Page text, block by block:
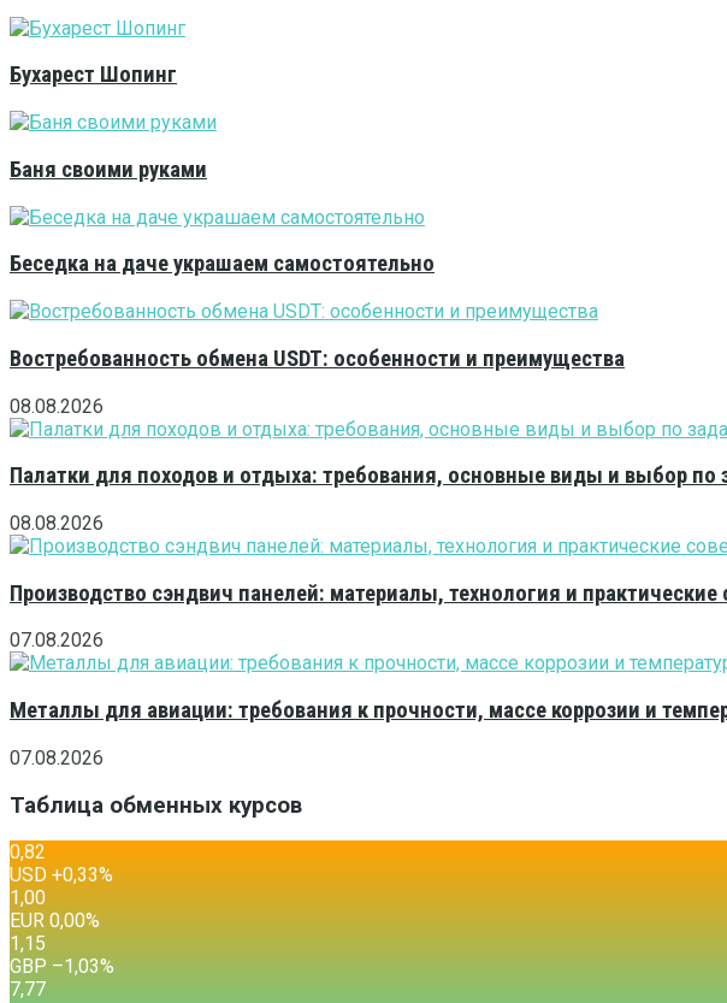
Бухарест Шопинг
Баня своими руками
Беседка на даче украшаем самостоятельно
Востребованность обмена USDT: особенности и преимущества
08.08.2026
Палатки для походов и отдыха: требования, основные виды и выбор по
08.08.2026
Производство сэндвич панелей: материалы, технология и практические
07.08.2026
Металлы для авиации: требования к прочности, массе коррозии и
07.08.2026
Таблица обменных курсов
0,82
USD +0,33%
1,00
EUR 0,00%
1,15
GBP –1,03%
7,77